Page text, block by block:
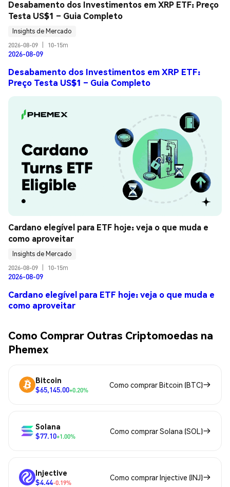
Desabamento dos Investimentos em XRP ETF: Preço
Testa US$1 – Guia Completo
Insights de Mercado
2026-08-09
10-15m
2026-08-09
Desabamento dos Investimentos em XRP ETF:
Preço Testa US$1 – Guia Completo
Cardano elegível para ETF hoje: veja o que muda e
como aproveitar
Insights de Mercado
2026-08-09
10-15m
2026-08-09
Cardano elegível para ETF hoje: veja o que muda e
como aproveitar
Como Comprar Outras Criptomoedas na
Phemex
Bitcoin
$65,145.00+0.20%
Como comprar Bitcoin (BTC)
Solana
$77.10+1.00%
Como comprar Solana (SOL)
Injective
$4.44-0.19%
Como comprar Injective (INJ)